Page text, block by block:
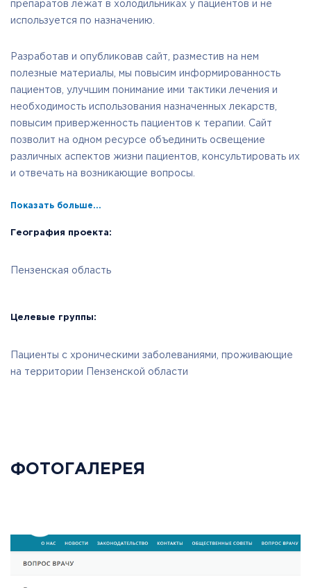
препаратов лежат в холодильниках у пациентов и не
используется по назначению.
Разработав и опубликовав сайт, разместив на нем
полезные материалы, мы повысим информированность
пациентов, улучшим понимание ими тактики лечения и
необходимость использования назначенных лекарств,
повысим приверженность пациентов к терапии. Сайт
позволит на одном ресурсе объединить освещение
различных аспектов жизни пациентов, консультировать их
и отвечать на возникающие вопросы.
Показать больше...
География проекта:
Пензенская область
Целевые группы:
Пациенты с хроническими заболеваниями, проживающие
на территории Пензенской области
ФОТОГАЛЕРЕЯ